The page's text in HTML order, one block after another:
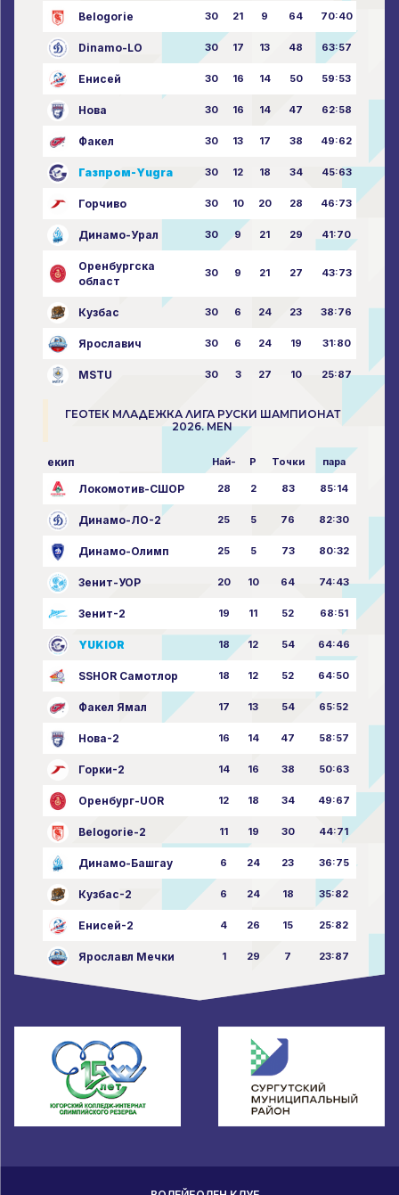
Belogorie 30 21 9 64 70:40
Dinamo-LO 30 17 13 48 63:57
Енисей 30 16 14 50 59:53
Нова 30 16 14 47 62:58
Факел 30 13 17 38 49:62
Газпром-Yugra 30 12 18 34 45:63
Горчиво 30 10 20 28 46:73
Динамо-Урал 30 9 21 29 41:70
Оренбургска
област
30 9 21 27 43:73
Кузбас 30 6 24 23 38:76
Ярославич 30 6 24 19 31:80
MSTU 30 3 27 10 25:87
ГЕОТЕК МЛАДЕЖКА ЛИГА РУСКИ ШАМПИОНАТ
2026. MEN
екип Най- P Точки пара
Локомотив-СШОР 28 2 83 85:14
Динамо-ЛО-2 25 5 76 82:30
Динамо-Олимп 25 5 73 80:32
Зенит-УОР 20 10 64 74:43
Зенит-2 19 11 52 68:51
YUKIOR 18 12 54 64:46
SSHOR Самотлор 18 12 52 64:50
Факел Ямал 17 13 54 65:52
Нова-2 16 14 47 58:57
Горки-2 14 16 38 50:63
Оренбург-UOR 12 18 34 49:67
Belogorie-2 11 19 30 44:71
Динамо-Башгау 6 24 23 36:75
Кузбас-2 6 24 18 35:82
Енисей-2 4 26 15 25:82
Ярославл Мечки 1 29 7 23:87